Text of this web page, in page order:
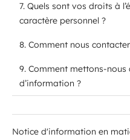
7. Quels sont vos droits à
caractère personnel ?
8. Comment nous
9. Comment mettons-
d’information ?
Notice d'information en